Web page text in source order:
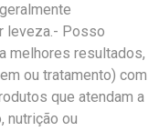
leveza.- Posso
melhores resultados,
ou tratamento) com
que atendam a
nutrição ou